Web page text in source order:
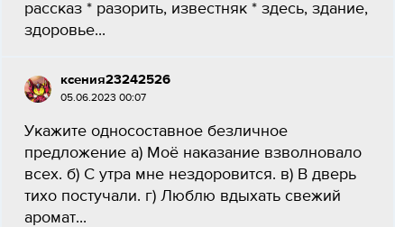
рассказ * разорить, известняк * здесь, здание,
здоровье...
ксения23242526
05.06.2023 00:07
Укажите односоставное безличное
предложение а) Моё наказание взволновало
всех. б) С утра мне нездоровится. в) В дверь
тихо постучали. г) Люблю вдыхать свежий
аромат...